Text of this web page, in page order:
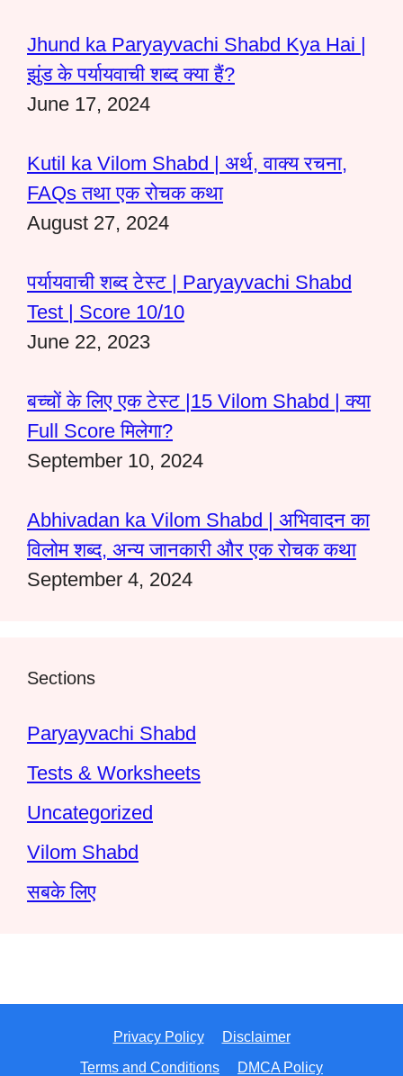
Jhund ka Paryayvachi Shabd Kya Hai |
झुंड के पर्यायवाची शब्द क्या हैं?
June 17, 2024
Kutil ka Vilom Shabd | अर्थ, वाक्य रचना,
FAQs तथा एक रोचक कथा
August 27, 2024
पर्यायवाची शब्द टेस्ट | Paryayvachi Shabd
Test | Score 10/10
June 22, 2023
बच्चों के लिए एक टेस्ट |15 Vilom Shabd | क्या
Full Score मिलेगा?
September 10, 2024
Abhivadan ka Vilom Shabd | अभिवादन का
विलोम शब्द, अन्य जानकारी और एक रोचक कथा
September 4, 2024
Sections
Paryayvachi Shabd
Tests & Worksheets
Uncategorized
Vilom Shabd
सबके लिए
Privacy Policy
Disclaimer
Terms and Conditions
DMCA Policy